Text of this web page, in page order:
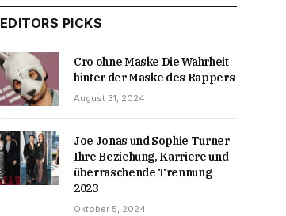
EDITORS PICKS
Cro ohne Maske Die Wahrheit
hinter der Maske des Rappers
August 31, 2024
Joe Jonas und Sophie Turner
Ihre Beziehung, Karriere und
überraschende Trennung
2023
Oktober 5, 2024